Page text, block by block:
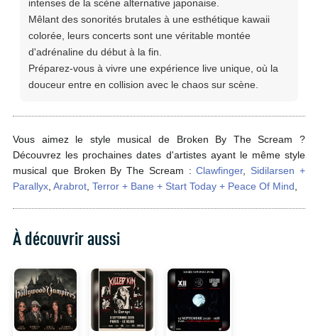
intenses de la scène alternative japonaise.
Mêlant des sonorités brutales à une esthétique kawaii
colorée, leurs concerts sont une véritable montée
d'adrénaline du début à la fin.
Préparez-vous à vivre une expérience live unique, où la
douceur entre en collision avec le chaos sur scène.
Vous aimez le style musical de Broken By The Scream ?
Découvrez les prochaines dates d'artistes ayant le même style
musical que Broken By The Scream :Clawfinger, Sidilarsen +
Parallyx, Arabrot, Terror + Bane + Start Today + Peace Of Mind,
À découvrir aussi